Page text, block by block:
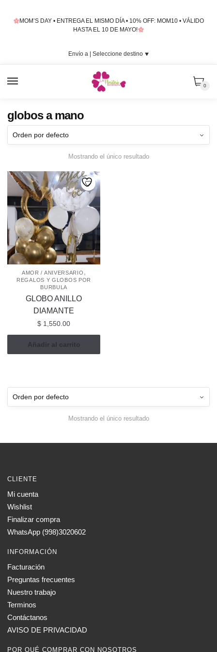
MOM’S DAY • ENTREGA EL MISMO DÍA • 10% OFF: MOM10 • VÁLIDO
HASTA EL 10 DE MAYO!
Envío a | Seleccione destino⯆
0
globos a mano
Mostrando el único resultado
AMOR / ANIVERSARIO ,
REGALOS Y GLOBOS POR
BURBULA
GLOBO ANILLO
DIAMANTE
$ 1,550.00
Añadir al carrito
Mostrando el único resultado
CLIENTE
Mi cuenta
Wishlist
Finalizar compra
WhatsApp (998)3020602
INFORMACIÓN
Facturación
Preguntas frecuentes
Nuestro trabajo
Terminos
Contáctanos
AVISO DE PRIVACIDAD
POR QUÉ COMPRAR CON NOSOTROS